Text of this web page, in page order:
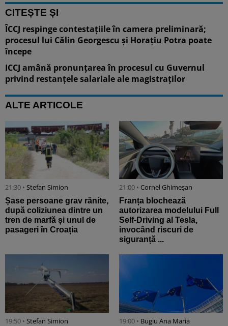
CITEȘTE ȘI
ÎCCJ respinge contestațiile în camera preliminară;
procesul lui Călin Georgescu și Horațiu Potra poate
începe
ICCJ amână pronunțarea în procesul cu Guvernul
privind restanțele salariale ale magistraților
ALTE ARTICOLE
21:30 • Stefan Simion
Șase persoane grav rănite,
după coliziunea dintre un
tren de marfă și unul de
pasageri în Croația
21:00 • Cornel Ghimeșan
Franța blochează
autorizarea modelului Full
Self-Driving al Tesla,
invocând riscuri de
siguranță ...
19:50 • Stefan Simion 19:00 • Bugiu ⁠Ana Maria